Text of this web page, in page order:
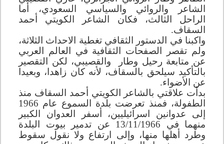
الشاعر والروائي والسياسي السعودي، أما
الراحل الثالث، فكان الشاعر الكويتي أحمد
السقاف.
واكبنا في الدستور الثقافي تغطية الاحداث الثلاثة،
ولم تقصر الصفحات الثقافية في العالم العربي
عن متابعة رحيل وطار
والقصيبي، لكن التقصير
بالتأكيد سيلحق بالسقاف، لأنه كان زاهدا، وبعيدا
عن الأضواء.
بدأت علاقتي بالشاعر الكويتي أحمد السقاف منذ
الطفولة، فمنذ تعرضت بلدة السموع عام 1966
إلى عدوانين اسرائيليين، أسفر العدوان الكبير
منهما في 13/11/1966 عن تدمير بيوت البلدة
وطرد أهلها منها، وإلى ارتفاع ولا نقول سقوط